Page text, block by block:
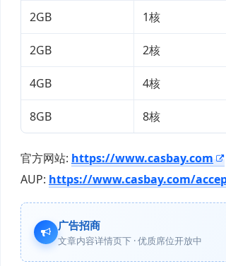
2GB 1核
2GB 2核
4GB 4核
8GB 8核
官方网站: https://www.casbay.com
AUP: https://www.casbay.com/
广告招商
文章内容详情页下 · 优质席位开放中